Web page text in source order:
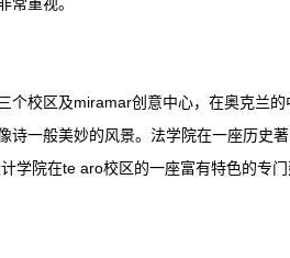
个校区及miramar创意中心，在奥克兰
诗一般美妙的风景。法学院在一座历史
学院在te aro校区的一座富有特色的专